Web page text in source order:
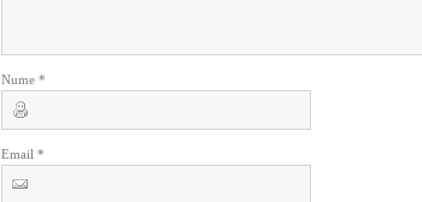
Nume *
Email *